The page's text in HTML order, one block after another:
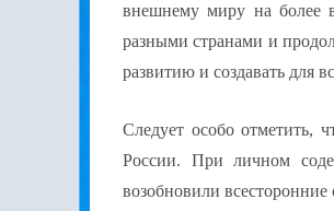
внешнему миру на более
разными странами и
развитию и создавать для
Следует особо отметить,
России. При личном
возобновили